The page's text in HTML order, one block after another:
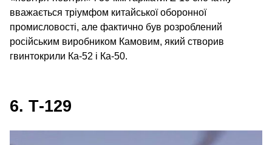
вважається тріумфом китайської оборонної
промисловості, але фактично був розроблений
російським виробником Камовим, який створив
гвинтокрили Ка-52 і Ка-50.
6. Т‑129